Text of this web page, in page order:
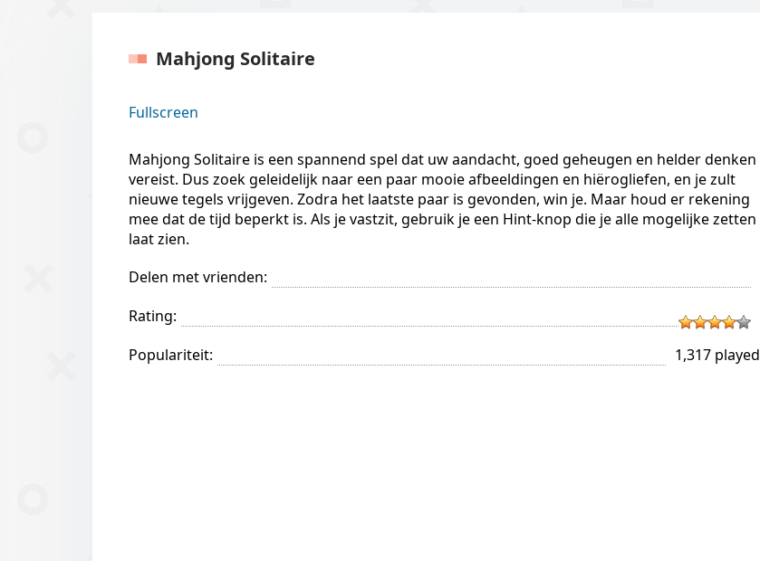
Mahjong Solitaire
Fullscreen
Mahjong Solitaire is een spannend spel dat uw aandacht, goed geheugen en helder denken
vereist. Dus zoek geleidelijk naar een paar mooie afbeeldingen en hiërogliefen, en je zult
nieuwe tegels vrijgeven. Zodra het laatste paar is gevonden, win je. Maar houd er rekening
mee dat de tijd beperkt is. Als je vastzit, gebruik je een Hint-knop die je alle mogelijke zetten
laat zien.
Delen met vrienden:
Rating:
Populariteit:
1,317 played